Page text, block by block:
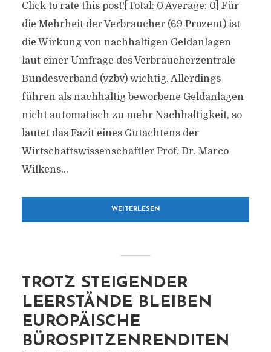
Click to rate this post![Total: 0 Average: 0] Für
die Mehrheit der Verbraucher (69 Prozent) ist
die Wirkung von nachhaltigen Geldanlagen
laut einer Umfrage des Verbraucherzentrale
Bundesverband (vzbv) wichtig. Allerdings
führen als nachhaltig beworbene Geldanlagen
nicht automatisch zu mehr Nachhaltigkeit, so
lautet das Fazit eines Gutachtens der
Wirtschaftswissenschaftler Prof. Dr. Marco
Wilkens...
WEITERLESEN
TROTZ STEIGENDER
LEERSTÄNDE BLEIBEN
EUROPÄISCHE
BÜROSPITZENRENDITEN